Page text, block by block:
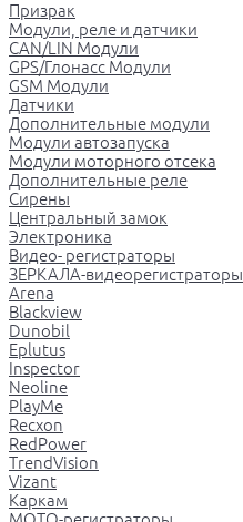
Призрак
Модули, реле и датчики
CAN/LIN Модули
GPS/Глонасс Модули
GSM Модули
Датчики
Дополнительные модули
Модули автозапуска
Модули моторного отсека
Дополнительные реле
Сирены
Центральный замок
Электроника
Видео- регистраторы
ЗЕРКАЛА-видеорегистраторы
Arena
Blackview
Dunobil
Eplutus
Inspector
Neoline
PlayMe
Recxon
RedPower
TrendVision
Vizant
Каркам